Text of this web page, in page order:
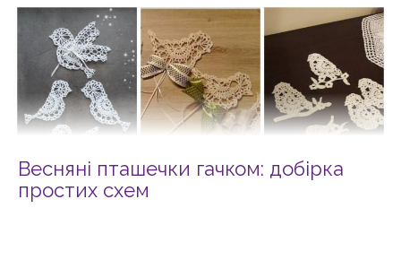
Весняні пташечки гачком: добірка
простих схем